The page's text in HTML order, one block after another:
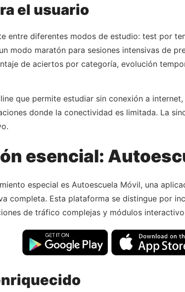
el usuario
entre diferentes modos de estudio: test por
modo maratón para sesiones intensivas de
de aciertos por categoría, evolución
que permite estudiar sin conexión a
donde la conectividad es limitada. La
esencial:
especial es Autoescuela Móvil, una
completa. Esta plataforma se distingue por
de tráfico complejas y módulos